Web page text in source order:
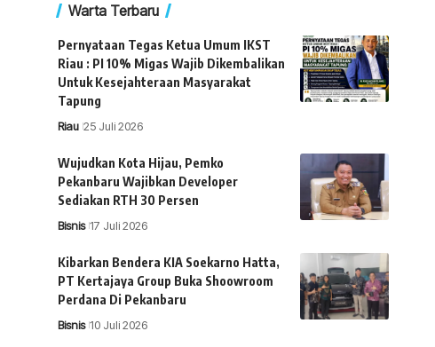
Warta Terbaru
Pernyataan Tegas Ketua Umum IKST
Riau : PI 10% Migas Wajib Dikembalikan
Untuk Kesejahteraan Masyarakat
Tapung
Riau 25 Juli 2026
Wujudkan Kota Hijau, Pemko
Pekanbaru Wajibkan Developer
Sediakan RTH 30 Persen
Bisnis 17 Juli 2026
Kibarkan Bendera KIA Soekarno Hatta,
PT Kertajaya Group Buka Shoowroom
Perdana Di Pekanbaru
Bisnis 10 Juli 2026